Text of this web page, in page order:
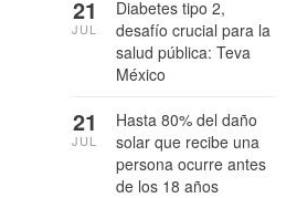
Diabetes tipo 2,
desafío crucial para la
salud pública: Teva
México
21
JUL
Hasta 80% del daño
solar que recibe una
persona ocurre antes
de los 18 años
21
JUL